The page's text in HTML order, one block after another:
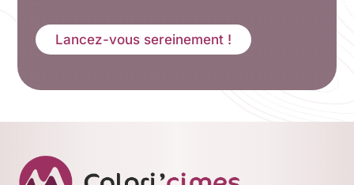
Lancez-vous sereinement !